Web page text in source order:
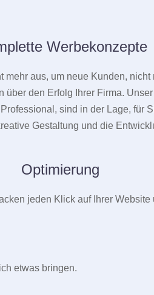
Werbekonzepte
aus, um neue Kunden, nicht
den Erfolg Ihrer Firma.
sind in der Lage, für
Gestaltung und die
Optimierung
jeden Klick auf Ihrer
etwas bringen.